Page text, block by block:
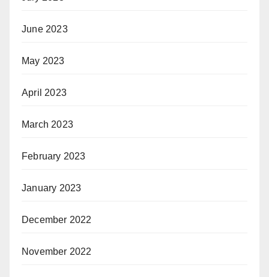
June 2023
May 2023
April 2023
March 2023
February 2023
January 2023
December 2022
November 2022